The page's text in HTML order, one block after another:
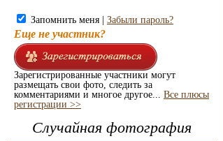
Запомнить меня | Забыли пароль?
Еще не участник?
Зарегистрированные участники могут
размещать свои фото, следить за
комментариями и многое другое... Все плюсы
регистрации >>
Случайная фотография